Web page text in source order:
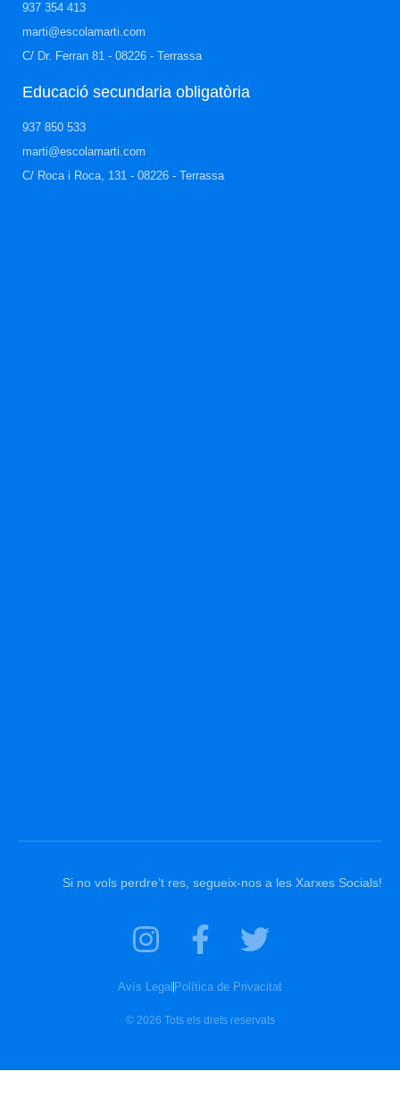
937 354 413
marti@escolamarti.com
C/ Dr. Ferran 81 - 08226 - Terrassa
Educació secundaria obligatòria​
937 850 533
marti@escolamarti.com
C/ Roca i Roca, 131 - 08226 - Terrassa
Si no vols perdre’t res, segueix-nos a les Xarxes Socials!
© 2026 Tots els drets reservats
Avís Legal Política de Privacitat